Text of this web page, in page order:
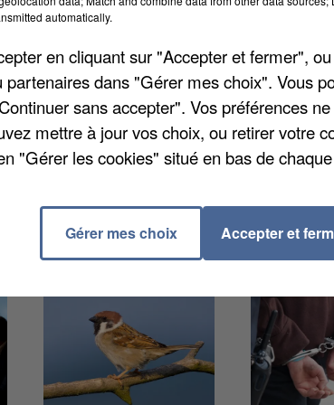
le suicide assisté ainsi que
hier de 27 journées de réunions
interpellent d'une seule voix le
palliatifs en France.
automatically.
en cliquant sur "Accepter et fermer",
partenaires dans "Gérer mes choix". Vous
sans accepter". Vos préférences
mettre à jour vos choix, ou retirer votre
"Gérer les cookies" situé en bas de
Gérer mes choix Accepter et